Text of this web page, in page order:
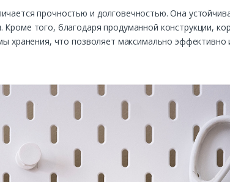
прочностью и долговечностью. Она
того, благодаря продуманной конструкции,
хранения, что позволяет максимально эффективно